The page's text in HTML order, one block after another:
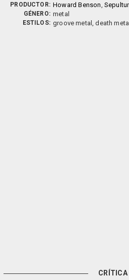
PRODUCTOR: Howard Benson,
GÉNERO: metal
ESTILOS: groove metal, death
CRÍTICA